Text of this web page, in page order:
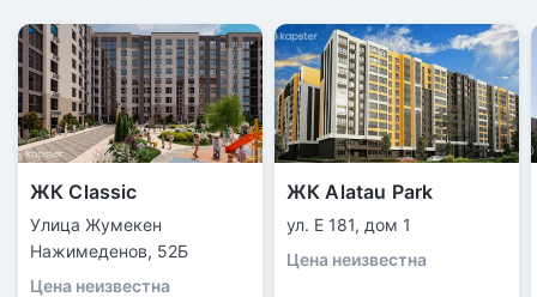
ЖК Classic
Улица Жумекен
Нажимеденов, 52Б
Цена неизвестна
ЖК Alatau Park
ул. Е 181, дом 1
Цена неизвестна